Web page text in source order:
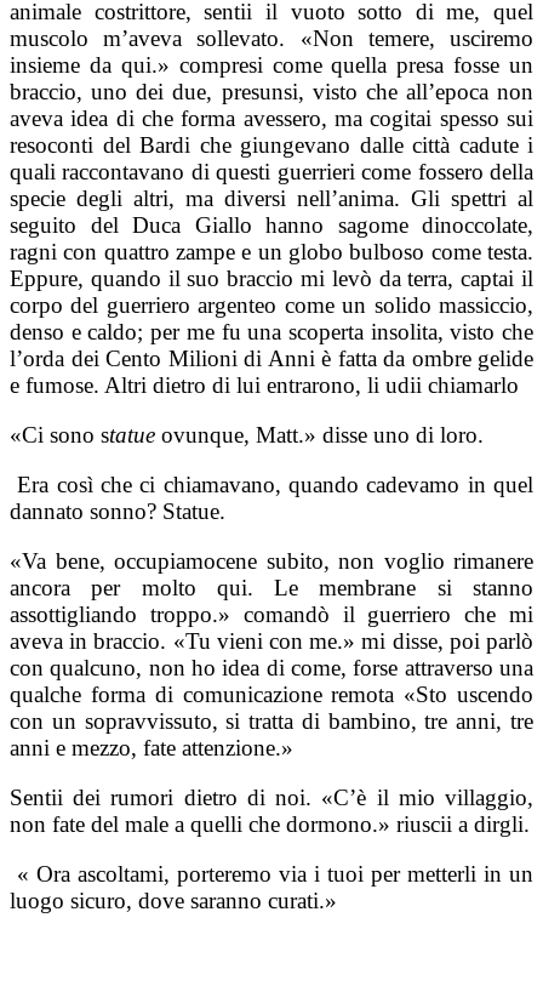
animale costrittore, sentii il vuoto sotto di me, quel
muscolo m’aveva sollevato. «Non temere, usciremo
insieme da qui.» compresi come quella presa fosse un
braccio, uno dei due, presunsi, visto che all’epoca non
aveva idea di che forma avessero, ma cogitai spesso sui
resoconti del Bardi che giungevano dalle città cadute i
quali raccontavano di questi guerrieri come fossero della
specie degli altri, ma diversi nell’anima. Gli spettri al
seguito del Duca Giallo hanno sagome dinoccolate,
ragni con quattro zampe e un globo bulboso come testa.
Eppure, quando il suo braccio mi levò da terra, captai il
corpo del guerriero argenteo come un solido massiccio,
denso e caldo; per me fu una scoperta insolita, visto che
l’orda dei Cento Milioni di Anni è fatta da ombre gelide
e fumose. Altri dietro di lui entrarono, li udii chiamarlo
«Ci sono statue ovunque, Matt.» disse uno di loro.
Era così che ci chiamavano, quando cadevamo in quel
dannato sonno? Statue.
«Va bene, occupiamocene subito, non voglio rimanere
ancora per molto qui. Le membrane si stanno
assottigliando troppo.» comandò il guerriero che mi
aveva in braccio. «Tu vieni con me.» mi disse, poi parlò
con qualcuno, non ho idea di come, forse attraverso una
qualche forma di comunicazione remota «Sto uscendo
con un sopravvissuto, si tratta di bambino, tre anni, tre
anni e mezzo, fate attenzione.»
Sentii dei rumori dietro di noi. «C’è il mio villaggio,
non fate del male a quelli che dormono.» riuscii a dirgli.
« Ora ascoltami, porteremo via i tuoi per metterli in un
luogo sicuro, dove saranno curati.»